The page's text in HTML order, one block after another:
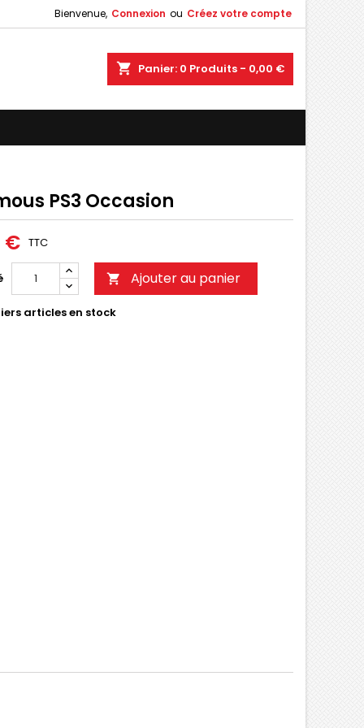
Bienvenue, Connexion ou Créez votre compte
shopping_cart Panier: 0 Produits - 0,00 €
PS3 Occasion
€ TTC
 Ajouter au panier
articles en stock